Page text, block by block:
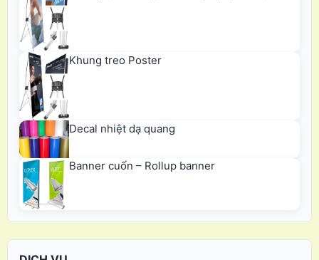
Khung treo Poster
Decal nhiệt dạ quang
Banner cuốn – Rollup banner